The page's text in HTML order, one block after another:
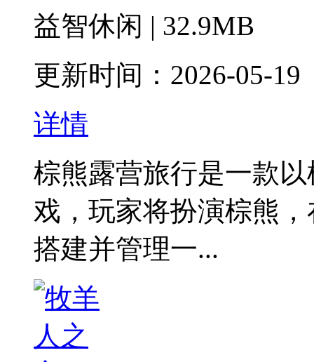
益智休闲 | 32.9MB
更新时间：2026-05-19
详情
棕熊露营旅行是一款
戏，玩家将扮演棕熊
搭建并管理一...